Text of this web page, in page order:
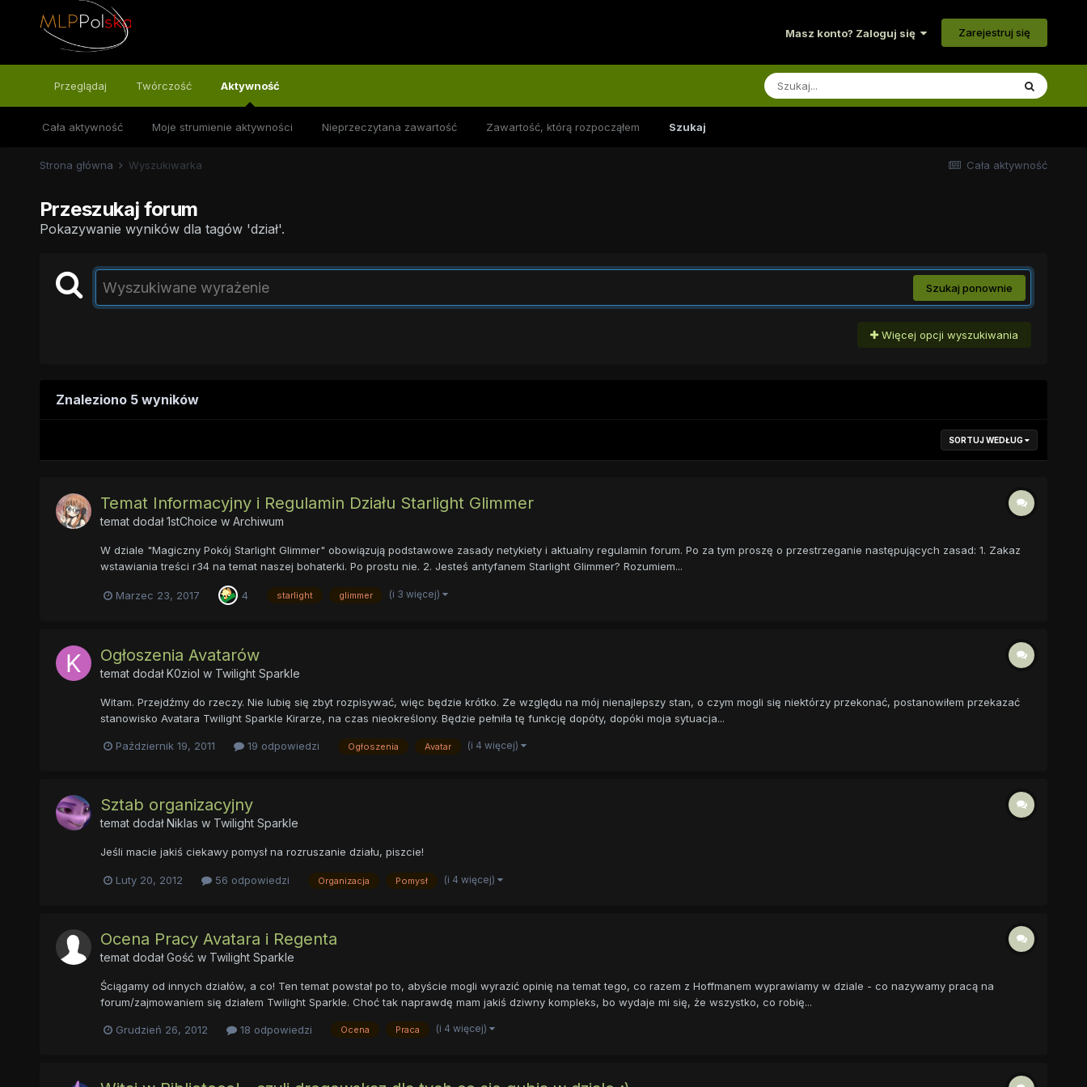
Masz konto? Zaloguj się Zarejestruj się
Przeglądaj Twórczość Aktywność
Cała aktywność Moje strumienie aktywności Nieprzeczytana zawartość Zawartość, którą rozpocząłem Szukaj
Cała aktywność
Strona główna Wyszukiwarka
Przeszukaj forum
Pokazywanie wyników dla tagów 'dział'.
Szukaj ponownie
Więcej opcji wyszukiwania
Znaleziono 5 wyników
SORTUJ WEDŁUG
Temat Informacyjny i Regulamin Działu Starlight Glimmer
temat dodał1stChoice w Archiwum
W dziale "Magiczny Pokój Starlight Glimmer" obowiązują podstawowe zasady netykiety i aktualny regulamin forum. Po za tym proszę o przestrzeganie następujących zasad: 1. Zakaz
wstawiania treści r34 na temat naszej bohaterki. Po prostu nie. 2. Jesteś antyfanem Starlight Glimmer? Rozumiem...
Marzec 23, 2017 4 starlight glimmer (i 3 więcej)
Ogłoszenia Avatarów
temat dodałK0ziol w Twilight Sparkle
Witam. Przejdźmy do rzeczy. Nie lubię się zbyt rozpisywać, więc będzie krótko. Ze względu na mój nienajlepszy stan, o czym mogli się niektórzy przekonać, postanowiłem przekazać
stanowisko Avatara Twilight Sparkle Kirarze, na czas nieokreślony. Będzie pełniła tę funkcję dopóty, dopóki moja sytuacja...
Październik 19, 2011 19 odpowiedzi Ogłoszenia Avatar (i 4 więcej)
Sztab organizacyjny
temat dodałNiklas w Twilight Sparkle
Jeśli macie jakiś ciekawy pomysł na rozruszanie działu, piszcie!
Luty 20, 2012 56 odpowiedzi Organizacja Pomysł (i 4 więcej)
Ocena Pracy Avatara i Regenta
temat dodał Gość w Twilight Sparkle
Ściągamy od innych działów, a co! Ten temat powstał po to, abyście mogli wyrazić opinię na temat tego, co razem z Hoffmanem wyprawiamy w dziale - co nazywamy pracą na
forum/zajmowaniem się działem Twilight Sparkle. Choć tak naprawdę mam jakiś dziwny kompleks, bo wydaje mi się, że wszystko, co robię...
Grudzień 26, 2012 18 odpowiedzi Ocena Praca (i 4 więcej)